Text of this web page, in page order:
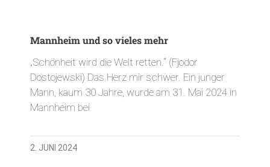
Mannheim und so vieles mehr
„Schönheit wird die Welt retten.“ (Fjodor
Dostojewski) Das Herz mir schwer. Ein junger
Mann, kaum 30 Jahre, wurde am 31. Mai 2024 in
Mannheim bei
2. JUNI 2024